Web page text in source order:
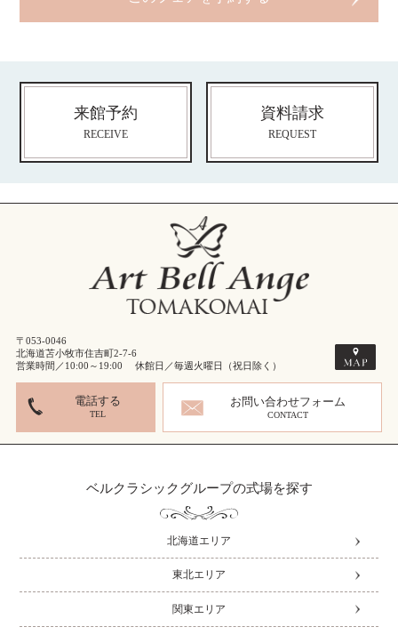
来館予約
RECEIVE
資料請求
REQUEST
〒053-0046
北海道苫小牧市住吉町2-7-6
営業時間／10:00～19:00 休館日／毎週火曜日（祝日除く）
電話する
TEL
お問い合わせフォーム
CONTACT
ベルクラシックグループの式場を探す
北海道エリア
東北エリア
関東エリア